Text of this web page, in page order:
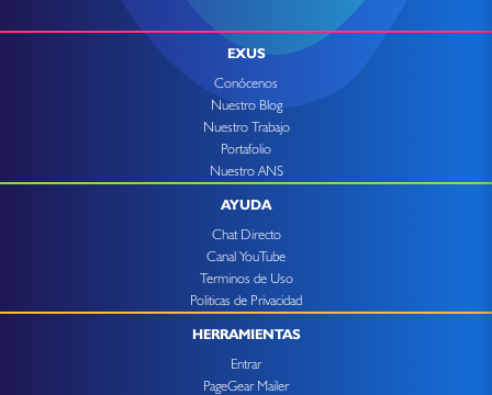
EXUS
Conócenos
Nuestro Blog
Nuestro Trabajo
Portafolio
Nuestro ANS
AYUDA
Chat Directo
Canal YouTube
Terminos de Uso
Politicas de Privacidad
HERRAMIENTAS
Entrar
PageGear Mailer